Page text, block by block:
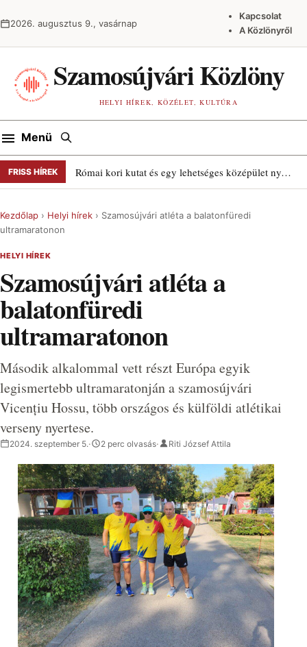
2026. augusztus 9., vasárnap
Kapcsolat
A Közlönyről
Szamosújvári Közlöny
HELYI HÍREK, KÖZÉLET, KULTÚRA
Menü Keresés
FRISS HÍREK Római kori kutat és egy lehetséges középület nyomait találták Szamosújváron
Kezdőlap › Helyi hírek › Szamosújvári atléta a balatonfüredi
ultramaratonon
HELYI HÍREK
Szamosújvári atléta a
balatonfüredi
ultramaratonon
Második alkalommal vett részt Európa egyik
legismertebb ultramaratonján a szamosújvári
Vicențiu Hossu, több országos és külföldi atlétikai
verseny nyertese.
2024. szeptember 5.· 2 perc olvasás· Riti József Attila